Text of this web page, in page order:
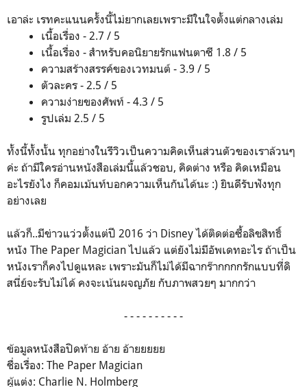
เอาล่ะ เรทคะแนนครั้งนี้ไม่ยากเลยเพราะมีในใจตั้งแต่กลางเล่ม
เนื้อเรื่อง - 2.7 / 5
เนื้อเรื่อง - สำหรับคอนิยายรักแฟนตาซี 1.8 / 5
ความสร้างสรรค์ของเวทมนต์ - 3.9 / 5
ตัวละคร - 2.5 / 5
ความง่ายของศัพท์ - 4.3 / 5
รูปเล่ม 2.5 / 5
ทั้งนี้ทั้งนั้น ทุกอย่างในรีวิวเป็นความคิดเห็นส่วนตัวของเราล้วนๆ
ค่ะ ถ้ามีใครอ่านหนังสือเล่มนี้แล้วชอบ, คิดต่าง หรือ คิดเหมือน
อะไรยังไง ก็คอมเม้นท์บอกความเห็นกันได้นะ :) ยินดีรับฟังทุก
อย่างเลย
แล้วก็..มีข่าวแว่วตั้งแต่ปี 2016 ว่า Disney ได้ติดต่อซื้อลิขสิทธิ์
หนัง The Paper Magician ไปแล้ว แต่ยังไม่มีอัพเดทอะไร ถ้าเป็น
หนังเราก็คงไปดูแหละ เพราะมันก็ไม่ได้มีฉากร๊ากกกกรักแบบที่ดิ
สนี่ย์จะรับไม่ได้ คงจะเน้นผจญภัย กับภาพสวยๆ มากกว่า
- - - - - - - - - -
ข้อมูลหนังสือปิดท้าย อ้าย อ้ายยยยย
ชื่อเรื่อง: The Paper Magician
ผู้แต่ง: Charlie N. Holmberg